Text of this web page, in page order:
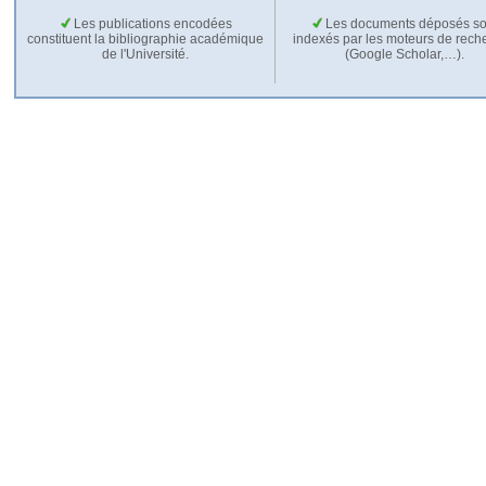
Les publications encodées
constituent la bibliographie académique
de l'Université.
Les documents déposés
indexés par les moteurs de
(Google Scholar,…).